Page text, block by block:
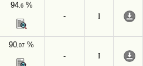
94,6%
-
I
90,07 %
-
I